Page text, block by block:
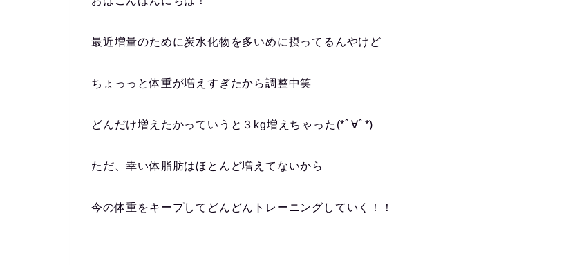
最近増量のために炭水化物を多いめに摂ってるんやけど
ちょっっと体重が増えすぎたから調整中笑
どんだけ増えたかっていうと３kg増えちゃった(*ﾟ∀ﾟ*)
ただ、幸い体脂肪はほとんど増えてないから
今の体重をキープしてどんどんトレーニングしていく！！